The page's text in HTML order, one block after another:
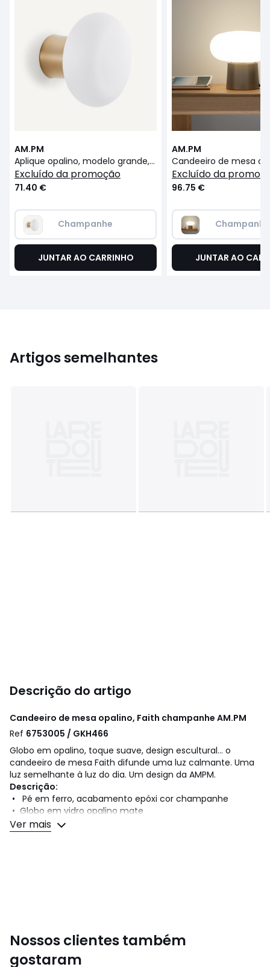
AM.PM
Aplique opalino, modelo grande, Faith
excluído da promoção
71.40 €
Champanhe
JUNTAR AO CARRINHO
AM.PM
Candeeiro de mesa
excluído da
96.75 €
Champanhe
JUNTAR AO
Artigos semelhantes
Descrição do artigo
Candeeiro de mesa opalino, Faith champanhe AM.PM
Ref 6753005 / GKH466
Globo em opalino, toque suave, design escultural... o
candeeiro de mesa Faith difunde uma luz calmante. Uma
luz semelhante à luz do dia. Um design da AMPM.
Descrição:
• Pé em ferro, acabamento epóxi cor champanhe
• Globo em vidro opalino mate
• Casquilho E27 para lâmpada 8W máx., não incluída
Cores Champanhe
Tamanhos TAMANHO ÚNICO
Ver mais
Nossos clientes também
gostaram